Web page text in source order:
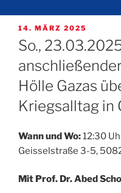
VERÖFFENTLICHT
AM
14. MÄRZ 2025
So.,
Hölle Gazas
Kriegsalltag in
Wann und Wo:12:30
Geisselstraße 3-5,
Mit Prof. Dr. Abed